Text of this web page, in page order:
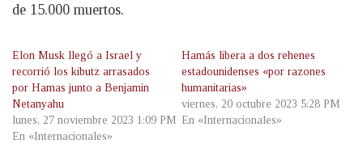
de 15.000 muertos.
Elon Musk llegó a Israel y
recorrió los kibutz arrasados
por Hamas junto a Benjamin
Netanyahu
lunes, 27 noviembre 2023 1:09 PM
En «Internacionales»
Hamás libera a dos rehenes
estadounidenses «por razones
humanitarias»
viernes, 20 octubre 2023 5:28 PM
En «Internacionales»